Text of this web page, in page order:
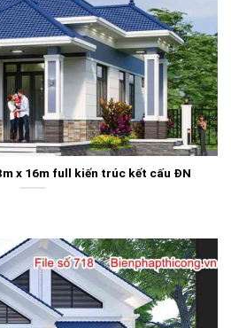
x 16m full kiến trúc kết cấu ĐN